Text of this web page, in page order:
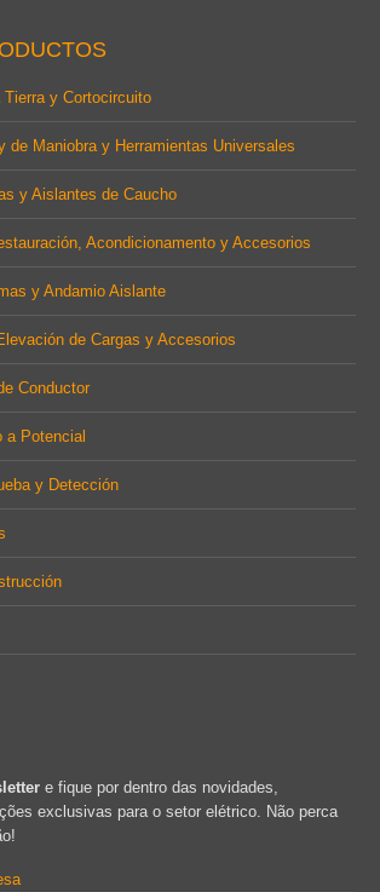
y Cortocircuito
de Maniobra y Herramientas Universales
y Aislantes de Caucho
Acondicionamento y Accesorios
y Andamio Aislante
de Cargas y Accesorios
Conductor
a Potencial
y Detección
e fique por dentro das novidades,
exclusivas para o setor elétrico. Não perca